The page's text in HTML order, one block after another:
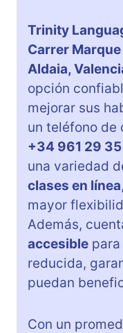
Trinity
Carrer
Aldaia,
opción
mejorar sus
un teléfono de
+34 961 29 35
una variedad
clases en línea
mayor
Además,
accesible
reducida,
puedan
Con un